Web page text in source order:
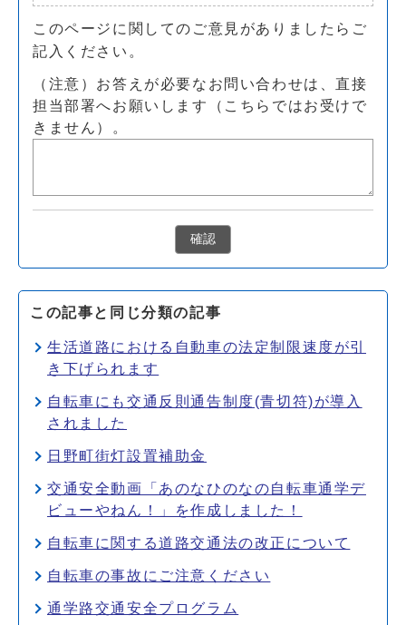
このページに関してのご意見がありましたらご
記入ください。
（注意）お答えが必要なお問い合わせは、直接
担当部署へお願いします（こちらではお受けで
きません）。
確認
この記事と同じ分類の記事
生活道路における自動車の法定制限速度が引
き下げられます
自転車にも交通反則通告制度(青切符)が導入
されました
日野町街灯設置補助金
交通安全動画「あのなひのなの自転車通学デ
ビューやねん！」を作成しました！
自転車に関する道路交通法の改正について
自転車の事故にご注意ください
通学路交通安全プログラム